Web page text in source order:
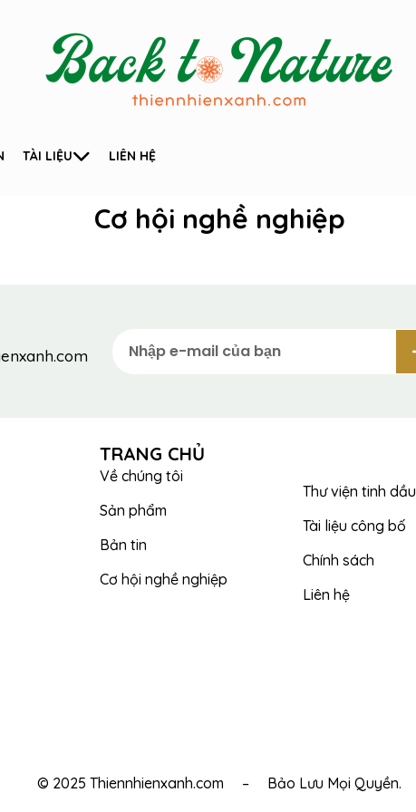
TÀI LIỆU LIÊN HỆ
Cơ hội nghề nghiệp
TRANG CHỦ
Về chúng tôi
Sản phẩm
Bản tin
Cơ hội nghề nghiệp
Thư viện tinh dầu
Tài liệu công bố
Chính sách
Liên hệ
© 2025 Thiennhienxanh.com – Bảo Lưu Mọi Quyền.